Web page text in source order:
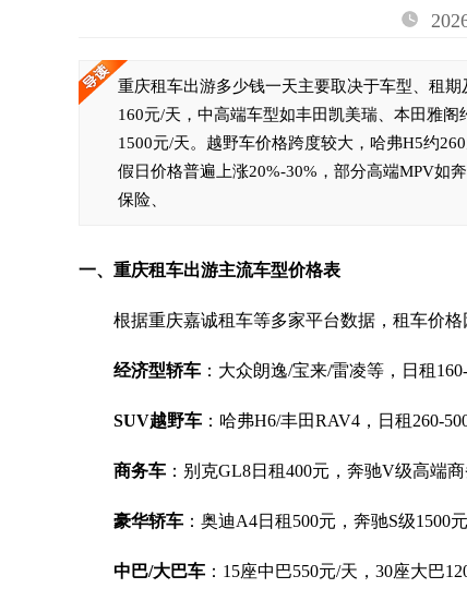
重庆租车出游多少钱一天主要取决于车型、租
160元/天，中高端车型如丰田凯美瑞、本田雅
1500元/天。越野车价格跨度较大，哈弗H5约
假日价格普遍上涨20%-30%，部分高端MPV如
保险、
一、重庆租车出游主流车型价格表
根据重庆嘉诚租车等多家平台数据，租车价格
经济型轿车 ：大众朗逸/宝来/雷凌等，日租
SUV越野车 ：哈弗H6/丰田RAV4，日租260-
商务车 ：别克GL8日租400元，奔驰V级高端
豪华轿车 ：奥迪A4日租500元，奔驰S级1500
中巴/大巴车 ：15座中巴550元/天，30座大巴